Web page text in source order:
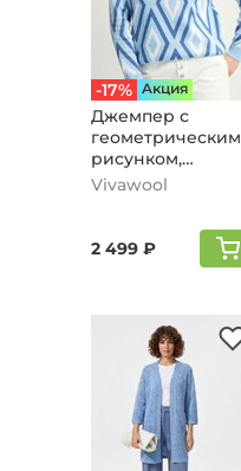
-17% Aкция
Джемпер с
геометрическим
рисунком,
голубой
Vivawool
2 499 ₽